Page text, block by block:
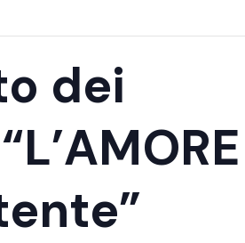
dei